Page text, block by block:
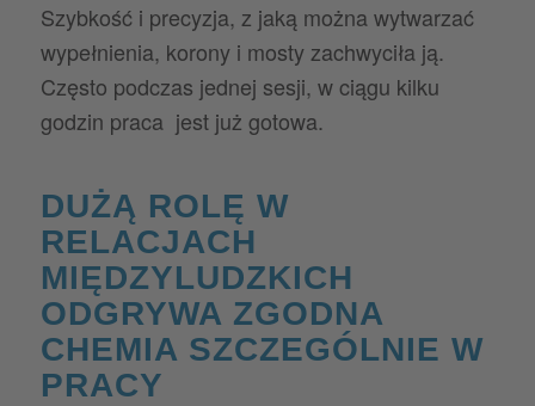
Szybkość i precyzja, z jaką można wytwarzać
wypełnienia, korony i mosty zachwyciła ją.
Często podczas jednej sesji, w ciągu kilku
godzin praca jest już gotowa.
DUŻĄ ROLĘ W
RELACJACH
MIĘDZYLUDZKICH
ODGRYWA ZGODNA
CHEMIA SZCZEGÓLNIE W
PRACY